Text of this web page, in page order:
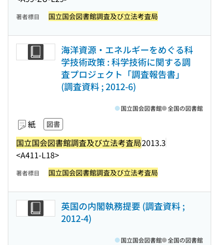
著者標目 国立国会図書館調査及び立法考査局
海洋資源・エネルギーをめぐる科
学技術政策 : 科学技術に関する調
査プロジェクト「調査報告書」
(調査資料 ; 2012-6)
紙 図書
国立国会図書館調査及び立法考査局2013.3
<A411-L18>
国立国会図書館 全国の図書館
著者標目 国立国会図書館調査及び立法考査局
英国の内閣執務提要 (調査資料 ;
2012-4)
国立国会図書館 全国の図書館